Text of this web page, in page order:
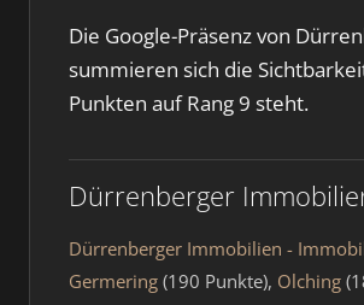
Die Google-Präsenz von
summieren sich die
Punkten auf Rang 9 steht.
Dürrenberger
Dürrenberger Immobilien -
Germering (190 Punkte), Olching